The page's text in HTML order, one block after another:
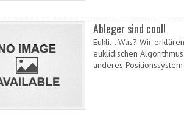
Ableger sind cool!
Eukli… Was? Wir
euklidischen
anderes